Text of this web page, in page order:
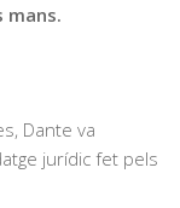
mans.
Dante va
jurídic fet pels